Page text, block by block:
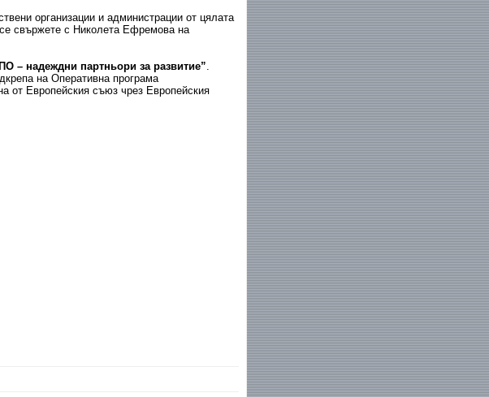
организации и администрации от цялата
свържете с Николета Ефремова на
– надеждни партньори за развитие”
на Оперативна програма
от Европейския съюз чрез Европейския